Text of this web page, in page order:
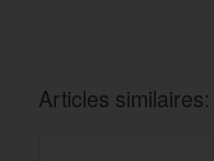
Articles similaires: